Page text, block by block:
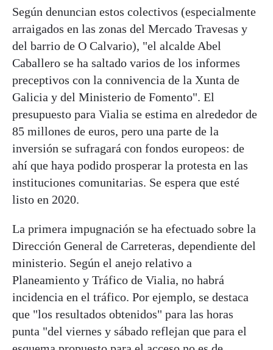
Según denuncian estos colectivos (especialmente
arraigados en las zonas del Mercado Travesas y
del barrio de O Calvario), "el alcalde Abel
Caballero se ha saltado varios de los informes
preceptivos con la connivencia de la Xunta de
Galicia y del Ministerio de Fomento". El
presupuesto para Vialia se estima en alrededor de
85 millones de euros, pero una parte de la
inversión se sufragará con fondos europeos: de
ahí que haya podido prosperar la protesta en las
instituciones comunitarias. Se espera que esté
listo en 2020.
La primera impugnación se ha efectuado sobre la
Dirección General de Carreteras, dependiente del
ministerio. Según el anejo relativo a
Planeamiento y Tráfico de Vialia, no habrá
incidencia en el tráfico. Por ejemplo, se destaca
que "los resultados obtenidos" para las horas
punta "del viernes y sábado reflejan que para el